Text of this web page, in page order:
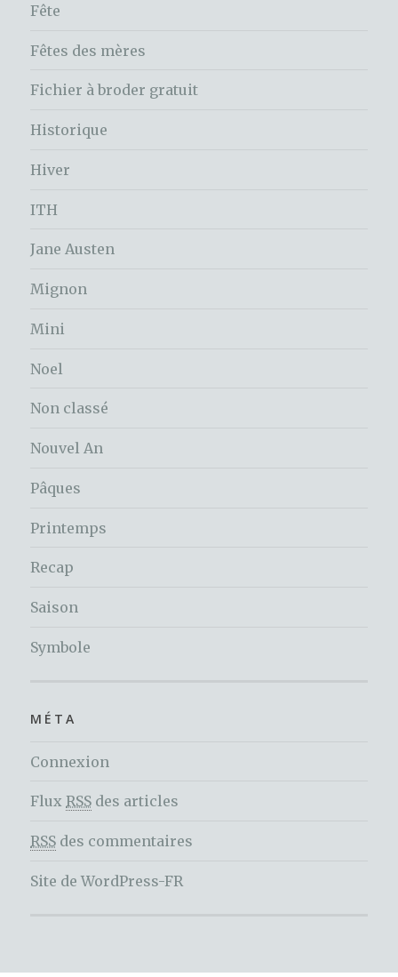
Fête
Fêtes des mères
Fichier à broder gratuit
Historique
Hiver
ITH
Jane Austen
Mignon
Mini
Noel
Non classé
Nouvel An
Pâques
Printemps
Recap
Saison
Symbole
MÉTA
Connexion
Flux RSS des articles
RSS des commentaires
Site de WordPress-FR